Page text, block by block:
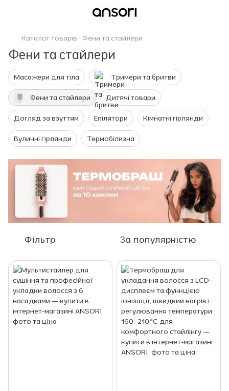
Каталог товарів Фени та стайлери
Фени та стайлери
Масажери для тіла Тримери та бритви
Фени та стайлери Дитячі товари
Догляд за взуттям Епілятори Кімнатні гірлянди
Вуличні гірлянди Термобілизна
Фільтр За популярністю